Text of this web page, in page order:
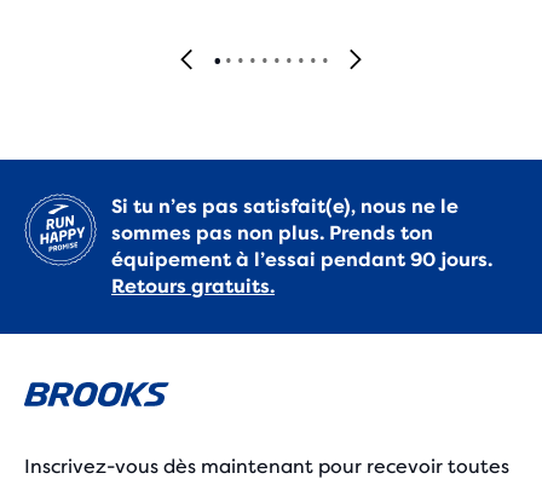
Si tu n’es pas satisfait(e), nous ne le
sommes pas non plus. Prends ton
équipement à l’essai pendant 90 jours.
Retours gratuits.
Inscrivez-vous dès maintenant pour recevoir toutes